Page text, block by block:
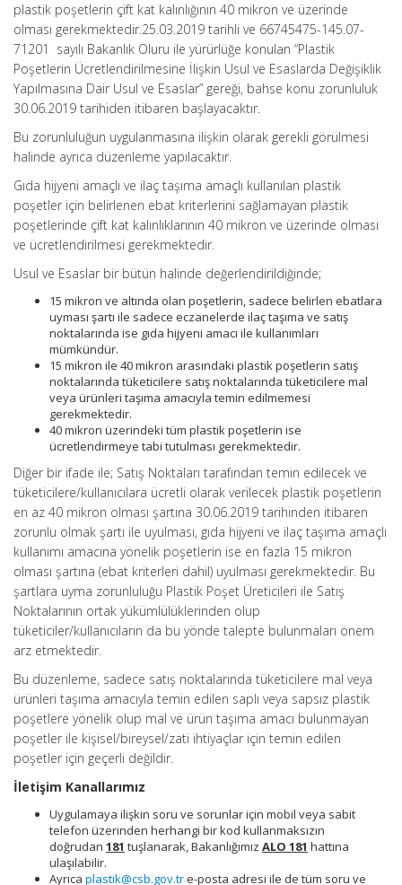
plastik poşetlerin çift kat kalınlığının 40 mikron ve üzerinde
olması gerekmektedir.25.03.2019 tarihli ve 66745475-145.07-
71201 sayılı Bakanlık Oluru ile yürürlüğe konulan “Plastik
Poşetlerin Ücretlendirilmesine İlişkin Usul ve Esaslarda Değişiklik
Yapılmasına Dair Usul ve Esaslar” gereği, bahse konu zorunluluk
30.06.2019 tarihiden itibaren başlayacaktır.
Bu zorunluluğun uygulanmasına ilişkin olarak gerekli görülmesi
halinde ayrıca düzenleme yapılacaktır.
Gıda hijyeni amaçlı ve ilaç taşıma amaçlı kullanılan plastik
poşetler için belirlenen ebat kriterlerini sağlamayan plastik
poşetlerinde çift kat kalınlıklarının 40 mikron ve üzerinde olması
ve ücretlendirilmesi gerekmektedir.
Usul ve Esaslar bir bütün halinde değerlendirildiğinde;
15 mikron ve altında olan poşetlerin, sadece belirlen ebatlara
uyması şartı ile sadece eczanelerde ilaç taşıma ve satış
noktalarında ise gıda hijyeni amacı ile kullanımları
mümkündür.
15 mikron ile 40 mikron arasındaki plastik poşetlerin satış
noktalarında tüketicilere satış noktalarında tüketicilere mal
veya ürünleri taşıma amacıyla temin edilmemesi
gerekmektedir.
40 mikron üzerindeki tüm plastik poşetlerin ise
ücretlendirmeye tabi tutulması gerekmektedir.
Diğer bir ifade ile; Satış Noktaları tarafından temin edilecek ve
tüketicilere/kullanıcılara ücretli olarak verilecek plastik poşetlerin
en az 40 mikron olması şartına 30.06.2019 tarihinden itibaren
zorunlu olmak şartı ile uyulması, gıda hijyeni ve ilaç taşıma amaçlı
kullanımı amacına yönelik poşetlerin ise en fazla 15 mikron
olması şartına (ebat kriterleri dahil) uyulması gerekmektedir. Bu
şartlara uyma zorunluluğu Plastik Poşet Üreticileri ile Satış
Noktalarının ortak yükümlülüklerinden olup
tüketiciler/kullanıcıların da bu yönde talepte bulunmaları önem
arz etmektedir.
Bu düzenleme, sadece satış noktalarında tüketicilere mal veya
ürünleri taşıma amacıyla temin edilen saplı veya sapsız plastik
poşetlere yönelik olup mal ve ürün taşıma amacı bulunmayan
poşetler ile kişisel/bireysel/zati ihtiyaçlar için temin edilen
poşetler için geçerli değildir.
İletişim Kanallarımız
Uygulamaya ilişkin soru ve sorunlar için mobil veya sabit
telefon üzerinden herhangi bir kod kullanmaksızın
doğrudan 181 tuşlanarak, Bakanlığımız ALO 181 hattına
ulaşılabilir.
Ayrıca plastik@csb.gov.tre-posta adresi ile de tüm soru ve